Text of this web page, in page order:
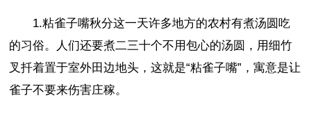
1.粘雀子嘴秋分这一天许多地方的农村有煮汤圆吃
的习俗。人们还要煮二三十个不用包心的汤圆，用细竹
叉扦着置于室外田边地头，这就是“粘雀子嘴”，寓意是让
雀子不要来伤害庄稼。